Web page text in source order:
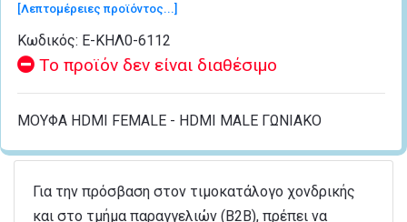
[Λεπτομέρειες προϊόντος...]
Κωδικός: Ε-ΚΗΛ0-6112
Το προϊόν δεν είναι διαθέσιμο
ΜΟΥΦΑ HDMI FEMALE - HDMI MALE ΓΩΝΙΑΚΟ
Για την πρόσβαση στον τιμοκατάλογο χονδρικής
και στο τμήμα παραγγελιών (B2B), πρέπει να